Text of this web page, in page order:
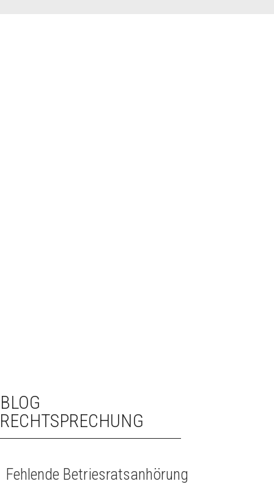
BLOG
RECHTSPRECHUNG
Fehlende Betriesratsanhörung